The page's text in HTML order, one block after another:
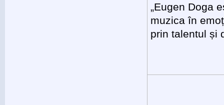
„Eugen Doga
muzica în
prin talentul și